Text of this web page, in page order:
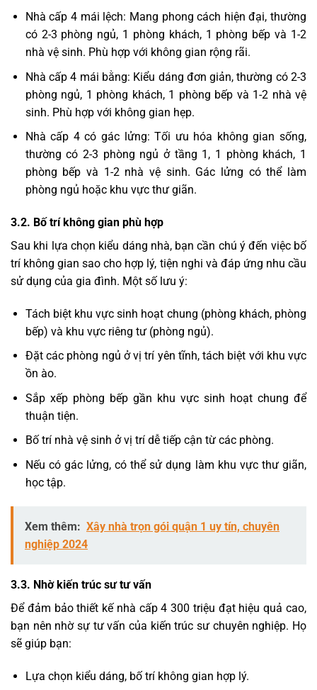
Nhà cấp 4 mái lệch: Mang phong cách hiện đại, thường
có 2-3 phòng ngủ, 1 phòng khách, 1 phòng bếp và 1-2
nhà vệ sinh. Phù hợp với không gian rộng rãi.
Nhà cấp 4 mái bằng: Kiểu dáng đơn giản, thường có 2-3
phòng ngủ, 1 phòng khách, 1 phòng bếp và 1-2 nhà vệ
sinh. Phù hợp với không gian hẹp.
Nhà cấp 4 có gác lửng: Tối ưu hóa không gian sống,
thường có 2-3 phòng ngủ ở tầng 1, 1 phòng khách, 1
phòng bếp và 1-2 nhà vệ sinh. Gác lửng có thể làm
phòng ngủ hoặc khu vực thư giãn.
3.2. Bố trí không gian phù hợp
Sau khi lựa chọn kiểu dáng nhà, bạn cần chú ý đến việc bố
trí không gian sao cho hợp lý, tiện nghi và đáp ứng nhu cầu
sử dụng của gia đình. Một số lưu ý:
Tách biệt khu vực sinh hoạt chung (phòng khách, phòng
bếp) và khu vực riêng tư (phòng ngủ).
Đặt các phòng ngủ ở vị trí yên tĩnh, tách biệt với khu vực
ồn ào.
Sắp xếp phòng bếp gần khu vực sinh hoạt chung để
thuận tiện.
Bố trí nhà vệ sinh ở vị trí dễ tiếp cận từ các phòng.
Nếu có gác lửng, có thể sử dụng làm khu vực thư giãn,
học tập.
Xem thêm: Xây nhà trọn gói quận 1 uy tín, chuyên
nghiệp 2024
3.3. Nhờ kiến trúc sư tư vấn
Để đảm bảo thiết kế nhà cấp 4 300 triệu đạt hiệu quả cao,
bạn nên nhờ sự tư vấn của kiến trúc sư chuyên nghiệp. Họ
sẽ giúp bạn:
Lựa chọn kiểu dáng, bố trí không gian hợp lý.